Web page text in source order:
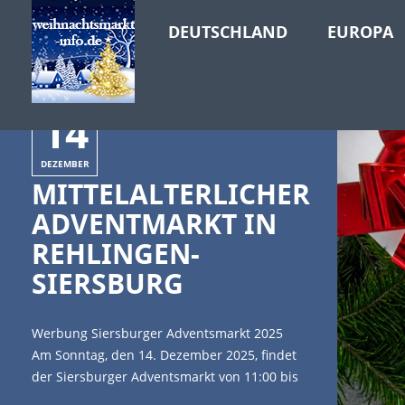
DEUTSCHLAND EUROPA
14
DEZEMBER
MITTELALTERLICHER
ADVENTMARKT IN
REHLINGEN-
SIERSBURG
Werbung Siersburger Adventsmarkt 2025
Am Sonntag, den 14. Dezember 2025, findet
der Siersburger Adventsmarkt von 11:00 bis